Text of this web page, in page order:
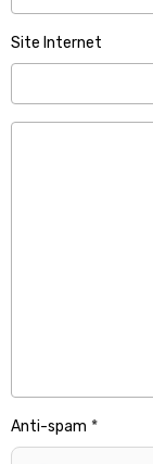
Site Internet
Anti-spam